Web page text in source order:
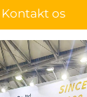
Kontakt os